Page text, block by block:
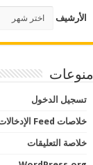
الأرشيف
منوعات
تسجيل الدخول
خلاصات Feed الإدخالات
خلاصة التعليقات